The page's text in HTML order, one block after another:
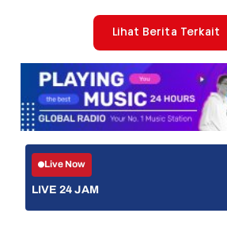
Lihat Berita Terkait
Live Now
LIVE 24 JAM